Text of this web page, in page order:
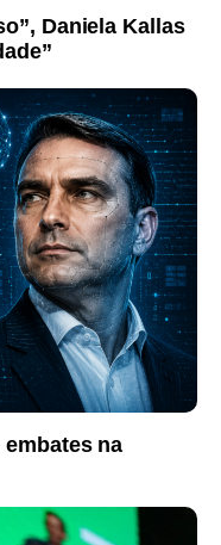
Daniela Kallas
na